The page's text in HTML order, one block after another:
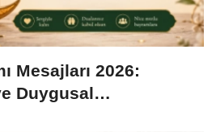
Mesajları 2026:
Duygusal